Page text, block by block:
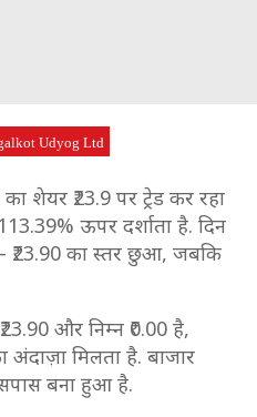
Udyog Ltd
शेयर ₹23.9 पर ट्रेड कर रहा
ऊपर दर्शाता है. दिन
₹23.90 का स्तर छुआ, जबकि
और निम्न ₹0.00 है,
अंदाज़ा मिलता है. बाजार
बना हुआ है.